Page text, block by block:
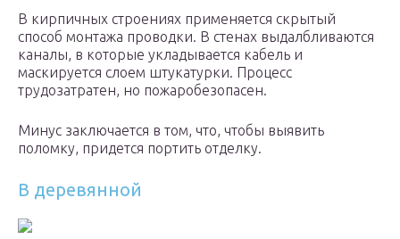
В кирпичных строениях применяется скрытый
способ монтажа проводки. В стенах выдалбливаются
каналы, в которые укладывается кабель и
маскируется слоем штукатурки. Процесс
трудозатратен, но пожаробезопасен.
Минус заключается в том, что, чтобы выявить
поломку, придется портить отделку.
В деревянной